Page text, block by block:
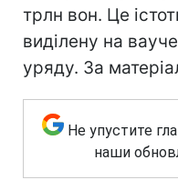
трлн вон. Це
виділену на
уряду. За
Не упустите
наши